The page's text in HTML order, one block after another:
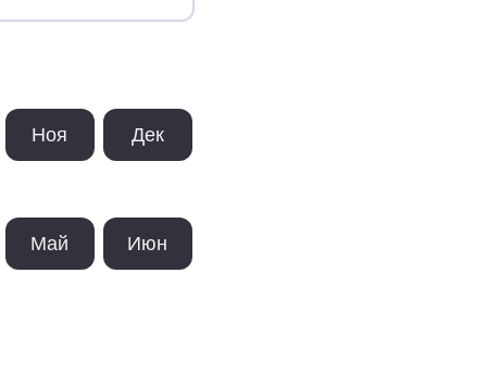
Ноя Дек
Май Июн